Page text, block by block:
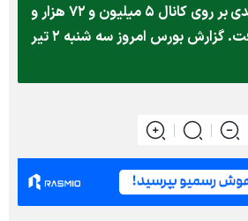
کاهش ۵۳۳۹۷ واحدی بر روی کانال ۵ میلیون و ۷۲ هزار و
۵۷۶ واحدی آرام گرفت. گزارش بورس امروز سه شنبه ۲ تیر